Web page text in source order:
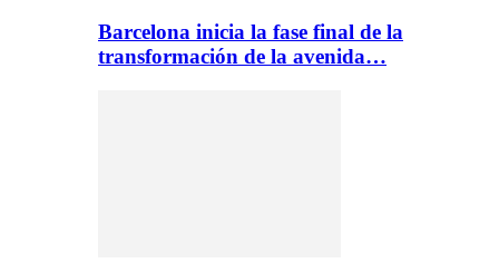
Barcelona inicia la fase final de la
transformación de la avenida…